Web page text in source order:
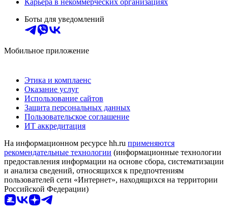
Карьера в некоммерческих организациях
Боты для уведомлений
Мобильное приложение
Этика и комплаенс
Оказание услуг
Использование сайтов
Защита персональных данных
Пользовательское соглашение
ИТ аккредитация
На информационном ресурсе hh.ru применяются
рекомендательные технологии (информационные технологии
предоставления информации на основе сбора, систематизации
и анализа сведений, относящихся к предпочтениям
пользователей сети «Интернет», находящихся на территории
Российской Федерации)